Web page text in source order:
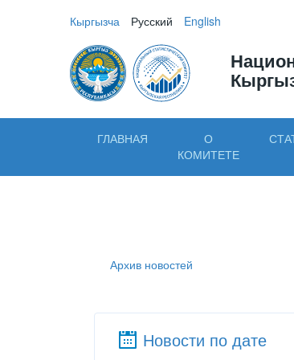
Кыргызча Русский English
ГЛАВНАЯ
О
КОМИТЕТЕ
Архив новостей
Новости по дате